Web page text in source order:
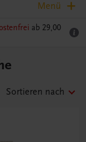
Menü
ab 29,00
Sortieren nach